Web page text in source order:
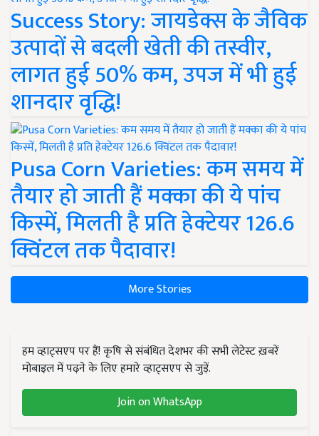
Success Story: जायडेक्स के जैविक
उत्पादों से बदली खेती की तस्वीर,
लागत हुई 50% कम, उपज में भी हुई
शानदार वृद्धि!
Pusa Corn Varieties: कम समय में
तैयार हो जाती हैं मक्का की ये पांच
किस्में, मिलती है प्रति हेक्टेयर 126.6
क्विंटल तक पैदावार!
More Stories
हम व्हाट्सएप पर हैं! कृषि से संबंधित देशभर की सभी लेटेस्ट ख़बरें
मोबाइल में पढ़ने के लिए हमारे व्हाट्सएप से जुड़ें.
Join on WhatsApp